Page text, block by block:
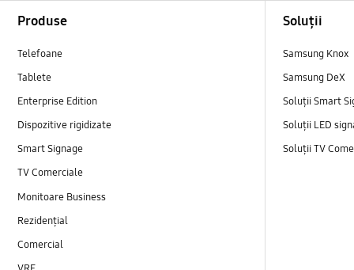
Produse
Telefoane
Tablete
Enterprise Edition
Dispozitive rigidizate
Smart Signage
TV Comerciale
Monitoare Business
Rezidențial
Comercial
Soluții
Samsung Knox
Samsung DeX
Soluții Smart
Soluții LED
Soluții TV